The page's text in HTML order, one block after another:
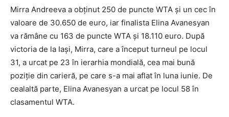
Mirra Andreeva a obținut 250 de puncte WTA și un cec în
valoare de 30.650 de euro, iar finalista Elina Avanesyan
va rămâne cu 163 de puncte WTA și 18.110 euro. După
victoria de la Iași, Mirra, care a început turneul pe locul
31, a urcat pe 23 în ierarhia mondială, cea mai bună
poziție din carieră, pe care s-a mai aflat în luna iunie. De
cealaltă parte, Elina Avanesyan a urcat pe locul 58 în
clasamentul WTA.